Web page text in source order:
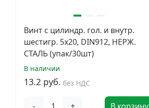
Винт с цилиндр. гол. и внутр.
шестигр. 5х20, DIN912, НЕРЖ.
СТАЛЬ (упак/30шт)
В наличии
13.2 руб. без НДС